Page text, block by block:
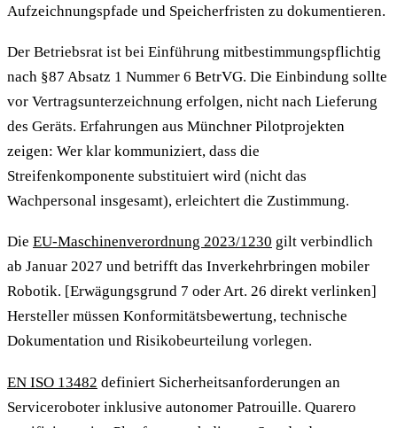
Aufzeichnungspfade und Speicherfristen zu dokumentieren.
Der Betriebsrat ist bei Einführung mitbestimmungspflichtig
nach §87 Absatz 1 Nummer 6 BetrVG. Die Einbindung sollte
vor Vertragsunterzeichnung erfolgen, nicht nach Lieferung
des Geräts. Erfahrungen aus Münchner Pilotprojekten
zeigen: Wer klar kommuniziert, dass die
Streifenkomponente substituiert wird (nicht das
Wachpersonal insgesamt), erleichtert die Zustimmung.
Die EU-Maschinenverordnung 2023/1230 gilt verbindlich
ab Januar 2027 und betrifft das Inverkehrbringen mobiler
Robotik. [Erwägungsgrund 7 oder Art. 26 direkt verlinken]
Hersteller müssen Konformitätsbewertung, technische
Dokumentation und Risikobeurteilung vorlegen.
EN ISO 13482 definiert Sicherheitsanforderungen an
Serviceroboter inklusive autonomer Patrouille. Quarero